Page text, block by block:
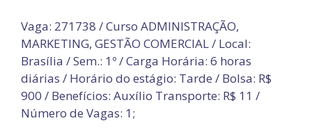
Vaga: 271738 / Curso ADMINISTRAÇÃO,
MARKETING, GESTÃO COMERCIAL / Local:
Brasília / Sem.: 1º / Carga Horária: 6 horas
diárias / Horário do estágio: Tarde / Bolsa: R$
900 / Benefícios: Auxílio Transporte: R$ 11 /
Número de Vagas: 1;